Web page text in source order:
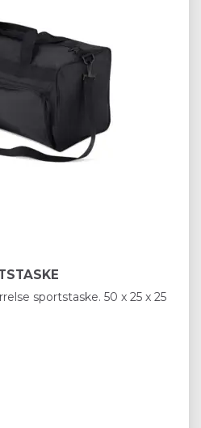
sportstaske. 50 x 25 x 25